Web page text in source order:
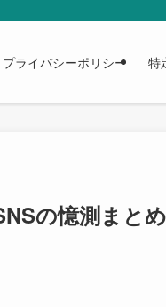
プライバシーポリシー 特
の憶測まとめ